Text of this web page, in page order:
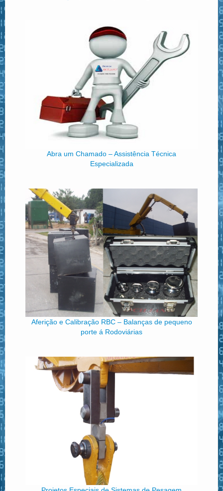
Abra um Chamado – Assistência Técnica
Especializada
Aferição e Calibração RBC – Balanças de pequeno
porte á Rodoviárias